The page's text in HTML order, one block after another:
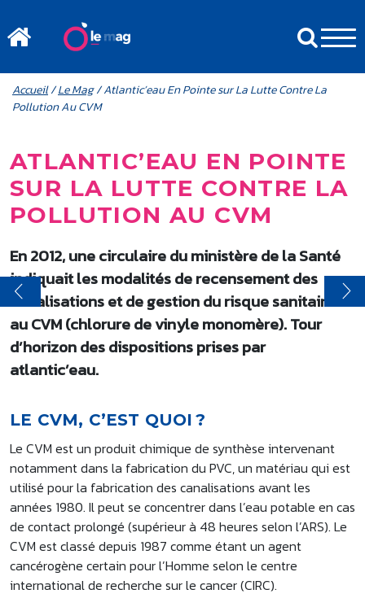
MENU MOBILE
FIL D'ARIANE
Accueil/Le Mag/ Atlantic’eau En Pointe sur La Lutte Contre La
Pollution Au CVM
ATLANTIC’EAU EN POINTE
SUR LA LUTTE CONTRE LA
POLLUTION AU CVM
En 2012, une circulaire du ministère de la Santé
indiquait les modalités de recensement des
canalisations et de gestion du risque sanitaire lié
au CVM (chlorure de vinyle monomère). Tour
d’horizon des dispositions prises par
atlantic’eau.
LE CVM, C’EST QUOI ?
Le CVM est un produit chimique de synthèse intervenant
notamment dans la fabrication du PVC, un matériau qui est
utilisé pour la fabrication des canalisations avant les
années 1980. Il peut se concentrer dans l’eau potable en cas
de contact prolongé (supérieur à 48 heures selon l’ARS). Le
CVM est classé depuis 1987 comme étant un agent
cancérogène certain pour l’Homme selon le centre
international de recherche sur le cancer (CIRC).